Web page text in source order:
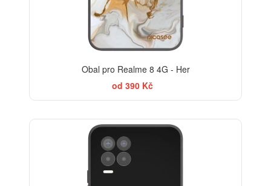
Obal pro Realme 8 4G - Her
od 390 Kč